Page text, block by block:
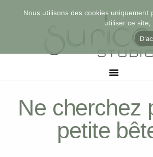
Ne cherchez
petite
Nous utilisons des cookies
utiliser ce site,